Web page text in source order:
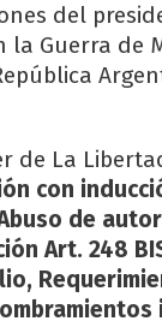
del
la Guerra de
de La
con
de
Art. 248